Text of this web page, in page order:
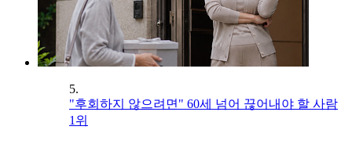
5.
"후회하지 않으려면" 60세 넘어 끊어내야 할 사람
1위